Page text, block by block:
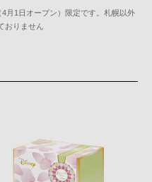
月1日オープン）限定です。札幌以外
おりません